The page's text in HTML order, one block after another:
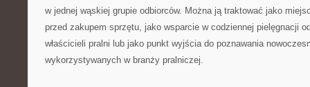
w jednej wąskiej grupie odbiorców. Można ją traktować jako
przed zakupem sprzętu, jako wsparcie w codziennej pielęgnacji
właścicieli pralni lub jako punkt wyjścia do poznawania
wykorzystywanych w branży pralniczej.